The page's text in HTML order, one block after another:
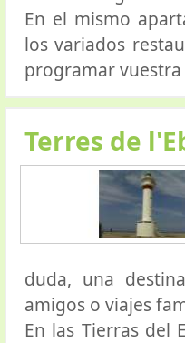
En el mismo
los variados
programar vuestra
Terres de
duda, una
amigos o viajes
En las Tierras del